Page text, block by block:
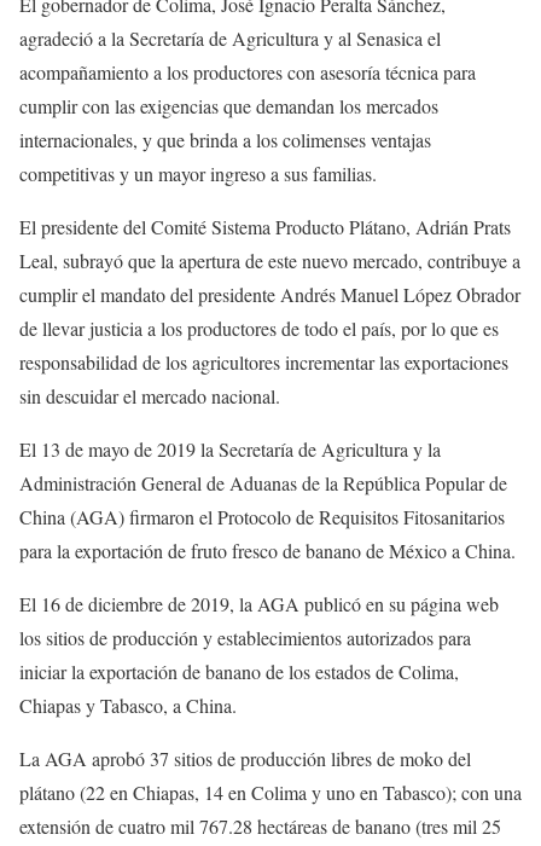
agradeció a la Secretaría de Agricultura y al Senasica el
acompañamiento a los productores con asesoría técnica para
cumplir con las exigencias que demandan los mercados
internacionales, y que brinda a los colimenses ventajas
competitivas y un mayor ingreso a sus familias.
El presidente del Comité Sistema Producto Plátano, Adrián Prats
Leal, subrayó que la apertura de este nuevo mercado, contribuye a
cumplir el mandato del presidente Andrés Manuel López Obrador
de llevar justicia a los productores de todo el país, por lo que es
responsabilidad de los agricultores incrementar las exportaciones
sin descuidar el mercado nacional.
El 13 de mayo de 2019 la Secretaría de Agricultura y la
Administración General de Aduanas de la República Popular de
China (AGA) firmaron el Protocolo de Requisitos Fitosanitarios
para la exportación de fruto fresco de banano de México a China.
El 16 de diciembre de 2019, la AGA publicó en su página web
los sitios de producción y establecimientos autorizados para
iniciar la exportación de banano de los estados de Colima,
Chiapas y Tabasco, a China.
La AGA aprobó 37 sitios de producción libres de moko del
plátano (22 en Chiapas, 14 en Colima y uno en Tabasco); con una
extensión de cuatro mil 767.28 hectáreas de banano (tres mil 25